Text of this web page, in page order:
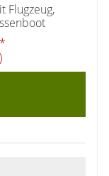
Flugzeug,